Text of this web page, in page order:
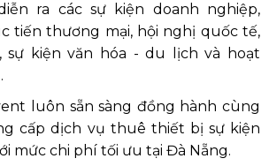
ra các sự kiện doanh nghiệp,
tiến thương mại, hội nghị quốc tế,
sự kiện văn hóa - du lịch và hoạt
luôn sẵn sàng đồng hành cùng
cấp dịch vụ thuê thiết bị sự kiện
mức chi phí tối ưu tại Đà Nẵng.